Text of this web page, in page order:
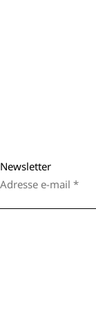
Newsletter